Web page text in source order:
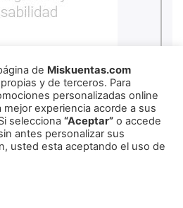
miskuentas2026
Sociales
de Miskuentas.com
y de terceros. Para
personalizadas online
experiencia acorde a sus
selecciona “Aceptar” o accede
antes personalizar sus
usted esta aceptando el uso de